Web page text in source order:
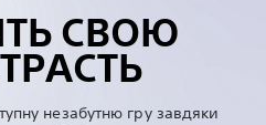
СВОЮ
незабутню гру завдяки